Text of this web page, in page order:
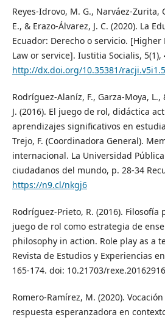
Reyes-Idrovo, M. G., Narváez-Zurita,
E., & Erazo-Álvarez, J. C. (2020). La
Ecuador: Derecho o servicio.
Law or service]. Iustitia Socialis, 5(1),
http://dx.doi.org/10.35381/
Rodríguez-Alaníz, F., Garza-Moya,
J. (2016). El juego de rol, didáctica
aprendizajes significativos en
Trejo, F. (Coordinadora General).
internacional. La Universidad
ciudadanos del mundo, p. 28-34
https://n9.cl/nkgj6
Rodríguez-Prieto, R. (2016). Filosofía
juego de rol como estrategia de
philosophy in action. Role play as a
Revista de Estudios y Experiencias
165-174. doi: 10.21703/
Romero-Ramírez, M. (2020).
respuesta esperanzadora en